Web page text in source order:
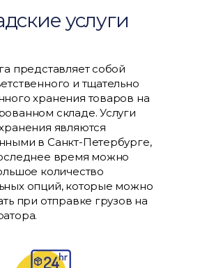
услуги
представляет собой
и тщательно
хранения товаров на
складе. Услуги
являются
в Санкт-Петербурге,
время можно
количество
опций, которые можно
при отправке грузов на